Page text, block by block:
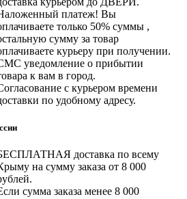
платеж! Вы
только 50% суммы ,
сумму за товар
курьеру при получении.
уведомление о прибытии
к вам в город.
с курьером времени
по удобному адресу.
доставка по всему
на сумму заказа от 8 000
сумма заказа менее 8 000